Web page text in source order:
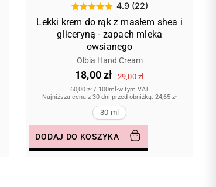
4.9 (22)
Lekki krem do rąk z masłem shea i
gliceryną - zapach mleka
owsianego
Olbia Hand Cream
18,00 zł 29,00 zł
60,00 zł / 100ml ·w tym VAT
Najniższa cena z 30 dni przed obniżką:24,65 zł
30 ml
DODAJ DO KOSZYKA